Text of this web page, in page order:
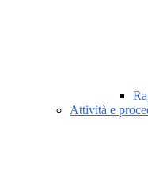
Attività e